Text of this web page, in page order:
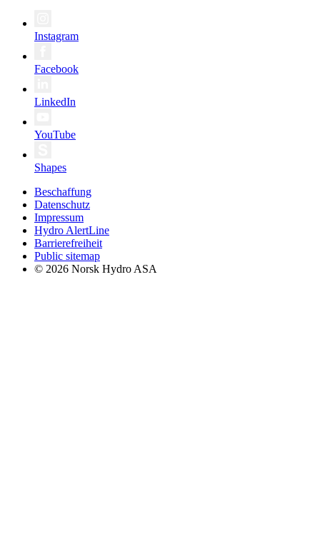
Instagram
Facebook
LinkedIn
YouTube
Shapes
Beschaffung
Datenschutz
Impressum
Hydro AlertLine
Barrierefreiheit
Public sitemap
© 2026 Norsk Hydro ASA